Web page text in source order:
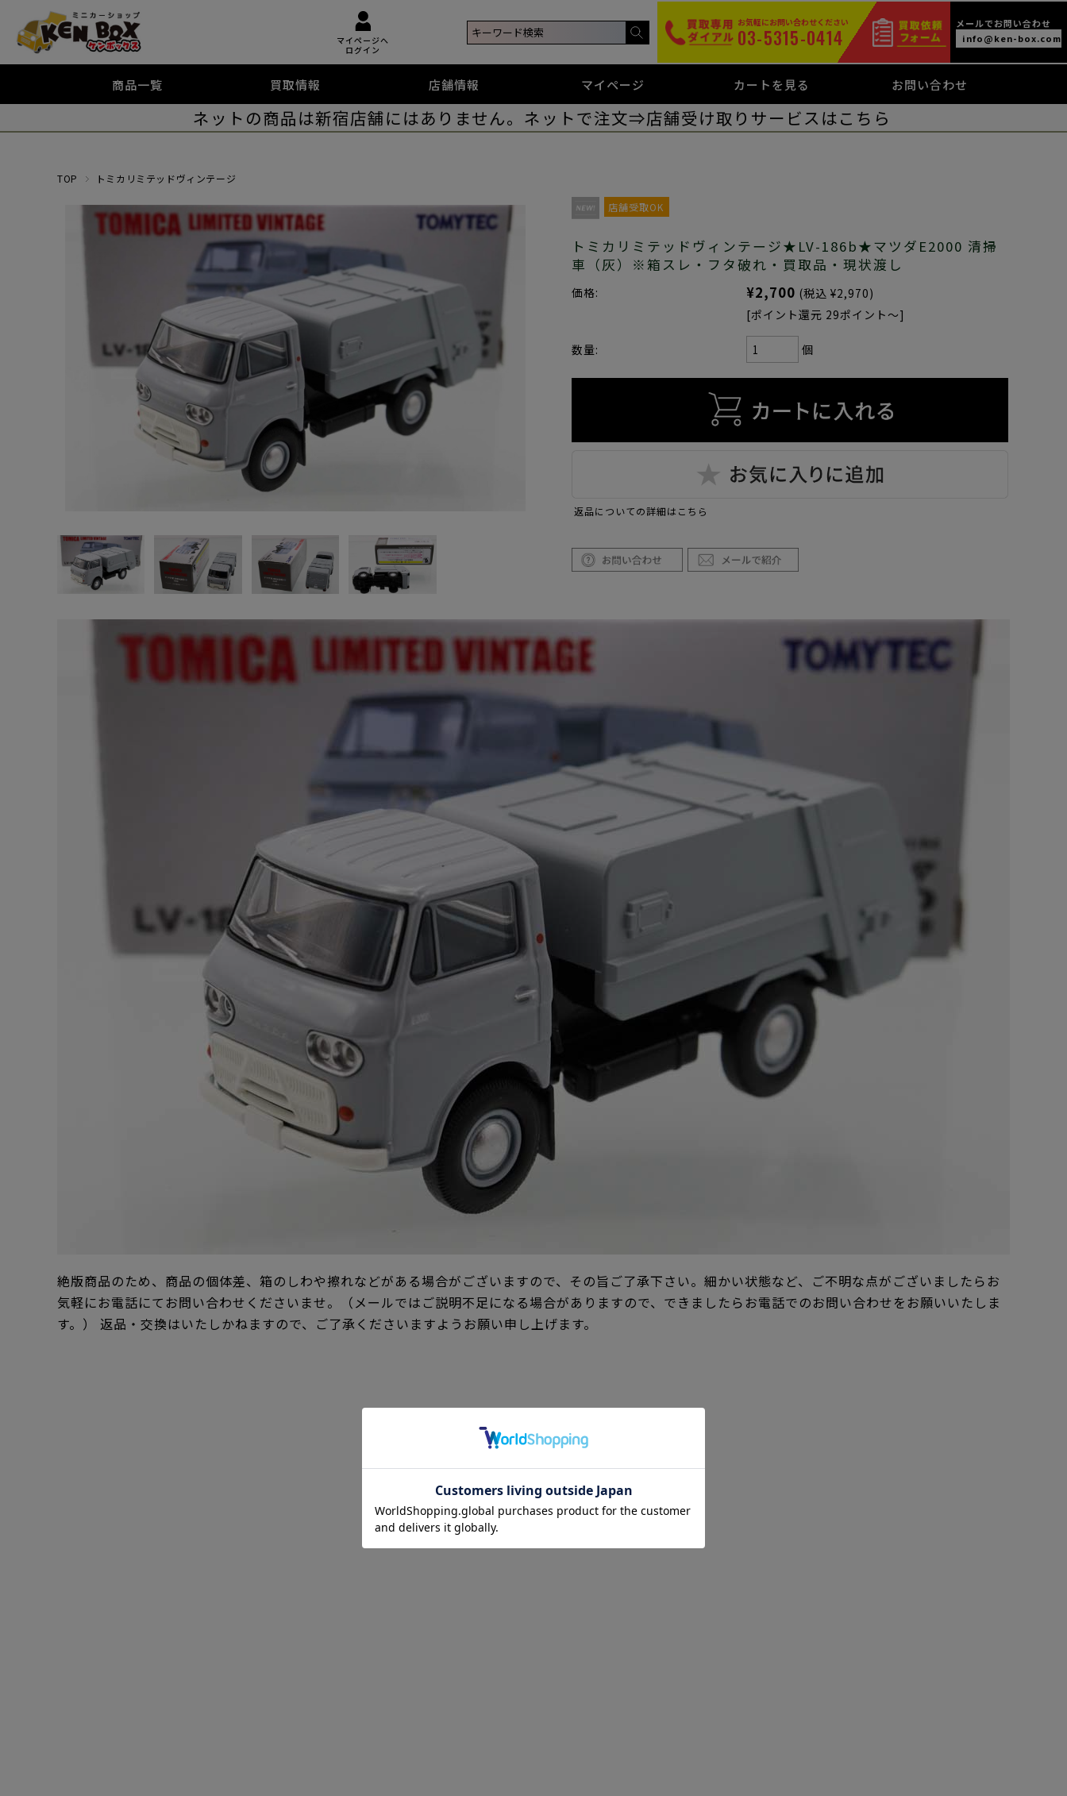
マイページへ
ログイン
お気軽にお問い合わせください
03-5315-0414
メールでお問い合わせ
info@ken-box.com
商品一覧 買取情報 店舗情報 マイページ カートを見る お問い合わせ
ネットの商品は新宿店舗にはありません。ネットで注文⇒店舗受け取りサービスはこちら
TOP トミカリミテッドヴィンテージ
店舗受取OK
トミカリミテッドヴィンテージ★LV-186b★マツダE2000 清掃
車（灰）※箱スレ・フタ破れ・買取品・現状渡し
価格: ¥2,700 (税込 ¥2,970)
[ポイント還元 29ポイント～]
数量: 個
返品についての詳細はこちら
絶版商品のため、商品の個体差、箱のしわや擦れなどがある場合がございますので、その旨ご了承下さい。細かい状態など、ご不明な点がございましたらお
気軽にお電話にてお問い合わせくださいませ。（メールではご説明不足になる場合がありますので、できましたらお電話でのお問い合わせをお願いいたしま
す。） 返品・交換はいたしかねますので、ご了承くださいますようお願い申し上げます。